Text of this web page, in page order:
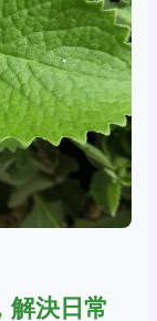
解決日常